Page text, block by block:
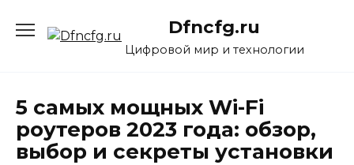
содержанию
Dfncfg.ru
Цифровой мир и технологии
5 самых мощных Wi-Fi
роутеров 2023 года: обзор,
выбор и секреты установки